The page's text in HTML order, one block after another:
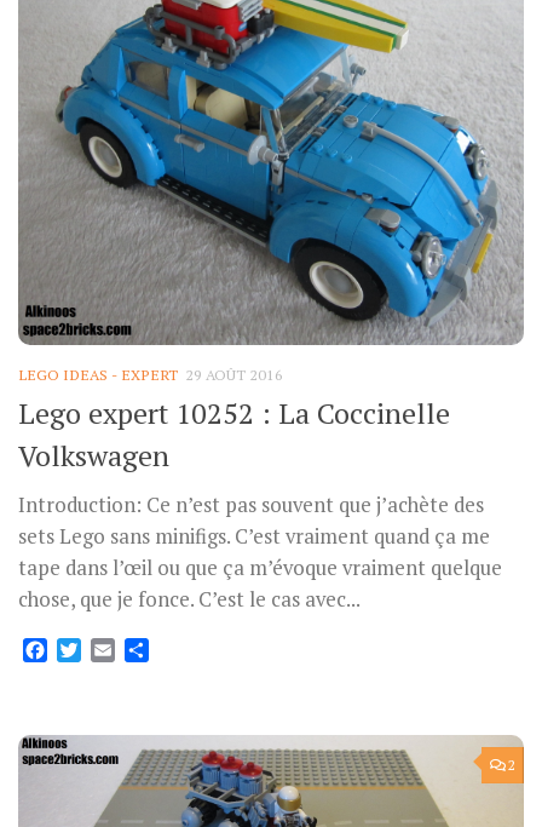
LEGO IDEAS - EXPERT 29 AOÛT 2016
Lego expert 10252 : La Coccinelle
Volkswagen
Introduction: Ce n’est pas souvent que j’achète des
sets Lego sans minifigs. C’est vraiment quand ça me
tape dans l’œil ou que ça m’évoque vraiment quelque
chose, que je fonce. C’est le cas avec...
Facebook
Twitter
Email
2